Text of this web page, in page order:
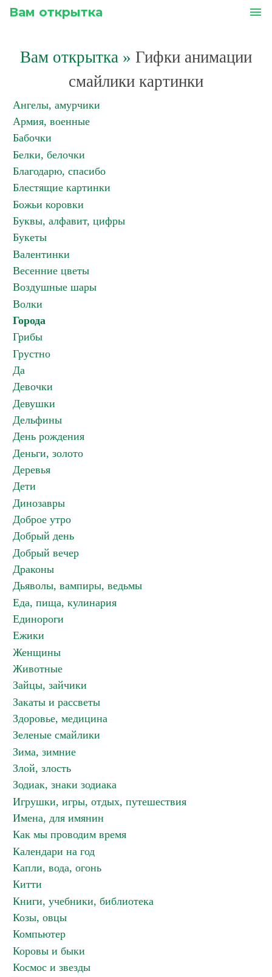
Вам открытка menu
Вам открытка » Гифки анимации
смайлики картинки
Ангелы, амурчики
Армия, военные
Бабочки
Белки, белочки
Благодарю, спасибо
Блестящие картинки
Божьи коровки
Буквы, алфавит, цифры
Букеты
Валентинки
Весенние цветы
Воздушные шары
Волки
Города
Грибы
Грустно
Да
Девочки
Девушки
Дельфины
День рождения
Деньги, золото
Деревья
Дети
Динозавры
Доброе утро
Добрый день
Добрый вечер
Драконы
Дьяволы, вампиры, ведьмы
Еда, пища, кулинария
Единороги
Ежики
Женщины
Животные
Зайцы, зайчики
Закаты и рассветы
Здоровье, медицина
Зеленые смайлики
Зима, зимние
Злой, злость
Зодиак, знаки зодиака
Игрушки, игры, отдых, путешествия
Имена, для имянин
Как мы проводим время
Календари на год
Капли, вода, огонь
Китти
Книги, учебники, библиотека
Козы, овцы
Компьютер
Коровы и быки
Космос и звезды